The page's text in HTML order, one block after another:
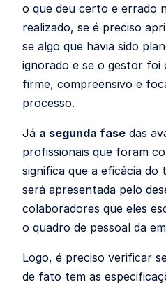
o que deu certo e errado
realizado, se é preciso
se algo que havia sido
ignorado e se o gestor foi
firme, compreensivo e
processo.
Já a segunda fase das
profissionais que foram
significa que a eficácia do
será apresentada pelo
colaboradores que eles
o quadro de pessoal da
Logo, é preciso verificar
de fato tem as